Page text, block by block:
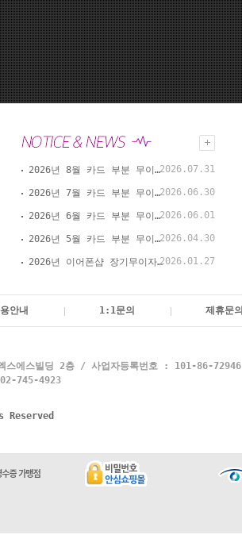
2026년 8월 카드 부분 무이자 할부 안내(이어폰샵 온라인 결제)2026.07.31
2026년 7월 카드 부분 무이자 할부 안내(이어폰샵 온라인 결제)2026.06.30
2026년 6월 카드 부분 무이자 할부 안내(이어폰샵 온라인 결제)2026.06.01
2026년 5월 카드 부분 무이자 할부 안내(이어폰샵 온라인 결제)2026.04.30
2026년 이어폰샵 장기무이자 할부 이벤트2026.01.27
안내 1:1문의 제휴문의
에스빌딩 2층 / 사업자등록번호 : 101-86-72946
745-4923